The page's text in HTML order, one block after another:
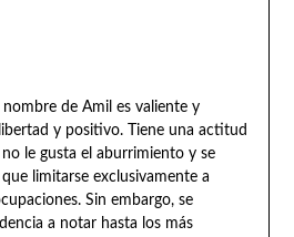
de Amil es valiente y
y positivo. Tiene una actitud
le gusta el aburrimiento y se
limitarse exclusivamente a
Sin embargo, se
a notar hasta los más